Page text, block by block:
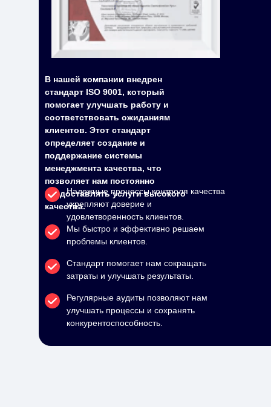
В нашей компании внедрен
стандарт ISO 9001, который
помогает улучшать работу и
соответствовать ожиданиям
клиентов. Этот стандарт
определяет создание и
поддержание системы
менеджмента качества, что
позволяет нам постоянно
предоставлять услуги высокого
качества.
Надежные процессы контроля качества
укрепляют доверие и
удовлетворенность клиентов.
Мы быстро и эффективно решаем
проблемы клиентов.
Стандарт помогает нам сокращать
затраты и улучшать результаты.
Регулярные аудиты позволяют нам
улучшать процессы и сохранять
конкурентоспособность.